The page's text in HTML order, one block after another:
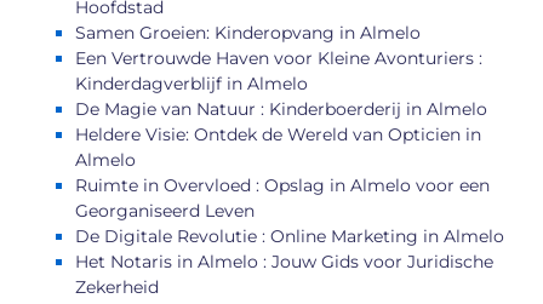
Hoofdstad
Samen Groeien: Kinderopvang in Almelo
Een Vertrouwde Haven voor Kleine Avonturiers :
Kinderdagverblijf in Almelo
De Magie van Natuur : Kinderboerderij in Almelo
Heldere Visie: Ontdek de Wereld van Opticien in
Almelo
Ruimte in Overvloed : Opslag in Almelo voor een
Georganiseerd Leven
De Digitale Revolutie : Online Marketing in Almelo
Het Notaris in Almelo : Jouw Gids voor Juridische
Zekerheid